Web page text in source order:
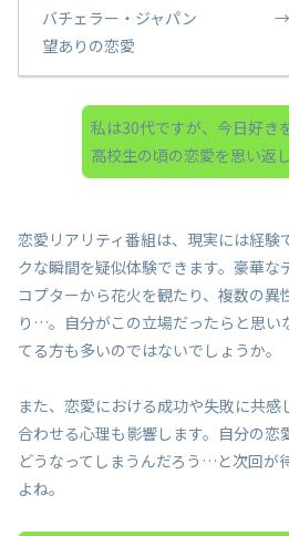
バチェラー・ジャパン →
望ありの恋愛
私は30代ですが、今日好き
高校生の頃の恋愛を思い返
恋愛リアリティ番組は、現実には経験
クな瞬間を疑似体験できます。豪華な
コプターから花火を観たり、複数の異
り…。自分がこの立場だったらと思い
てる方も多いのではないでしょうか。
また、恋愛における成功や失敗に共
合わせる心理も影響します。自分の恋
どうなってしまうんだろう…と次回が
よね。